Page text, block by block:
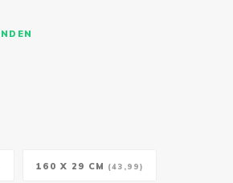
160 X 29 CM (43,99)